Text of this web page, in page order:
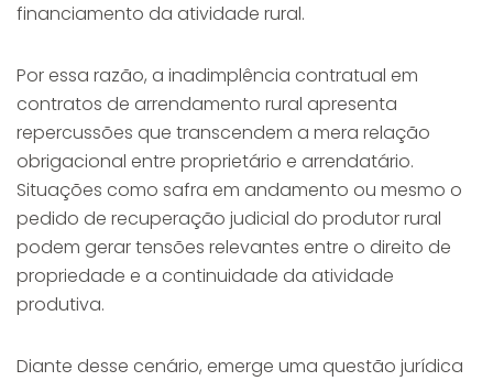
financiamento da atividade rural.
Por essa razão, a inadimplência contratual em
contratos de arrendamento rural apresenta
repercussões que transcendem a mera relação
obrigacional entre proprietário e arrendatário.
Situações como safra em andamento ou mesmo o
pedido de recuperação judicial do produtor rural
podem gerar tensões relevantes entre o direito de
propriedade e a continuidade da atividade
produtiva.
Diante desse cenário, emerge uma questão jurídica